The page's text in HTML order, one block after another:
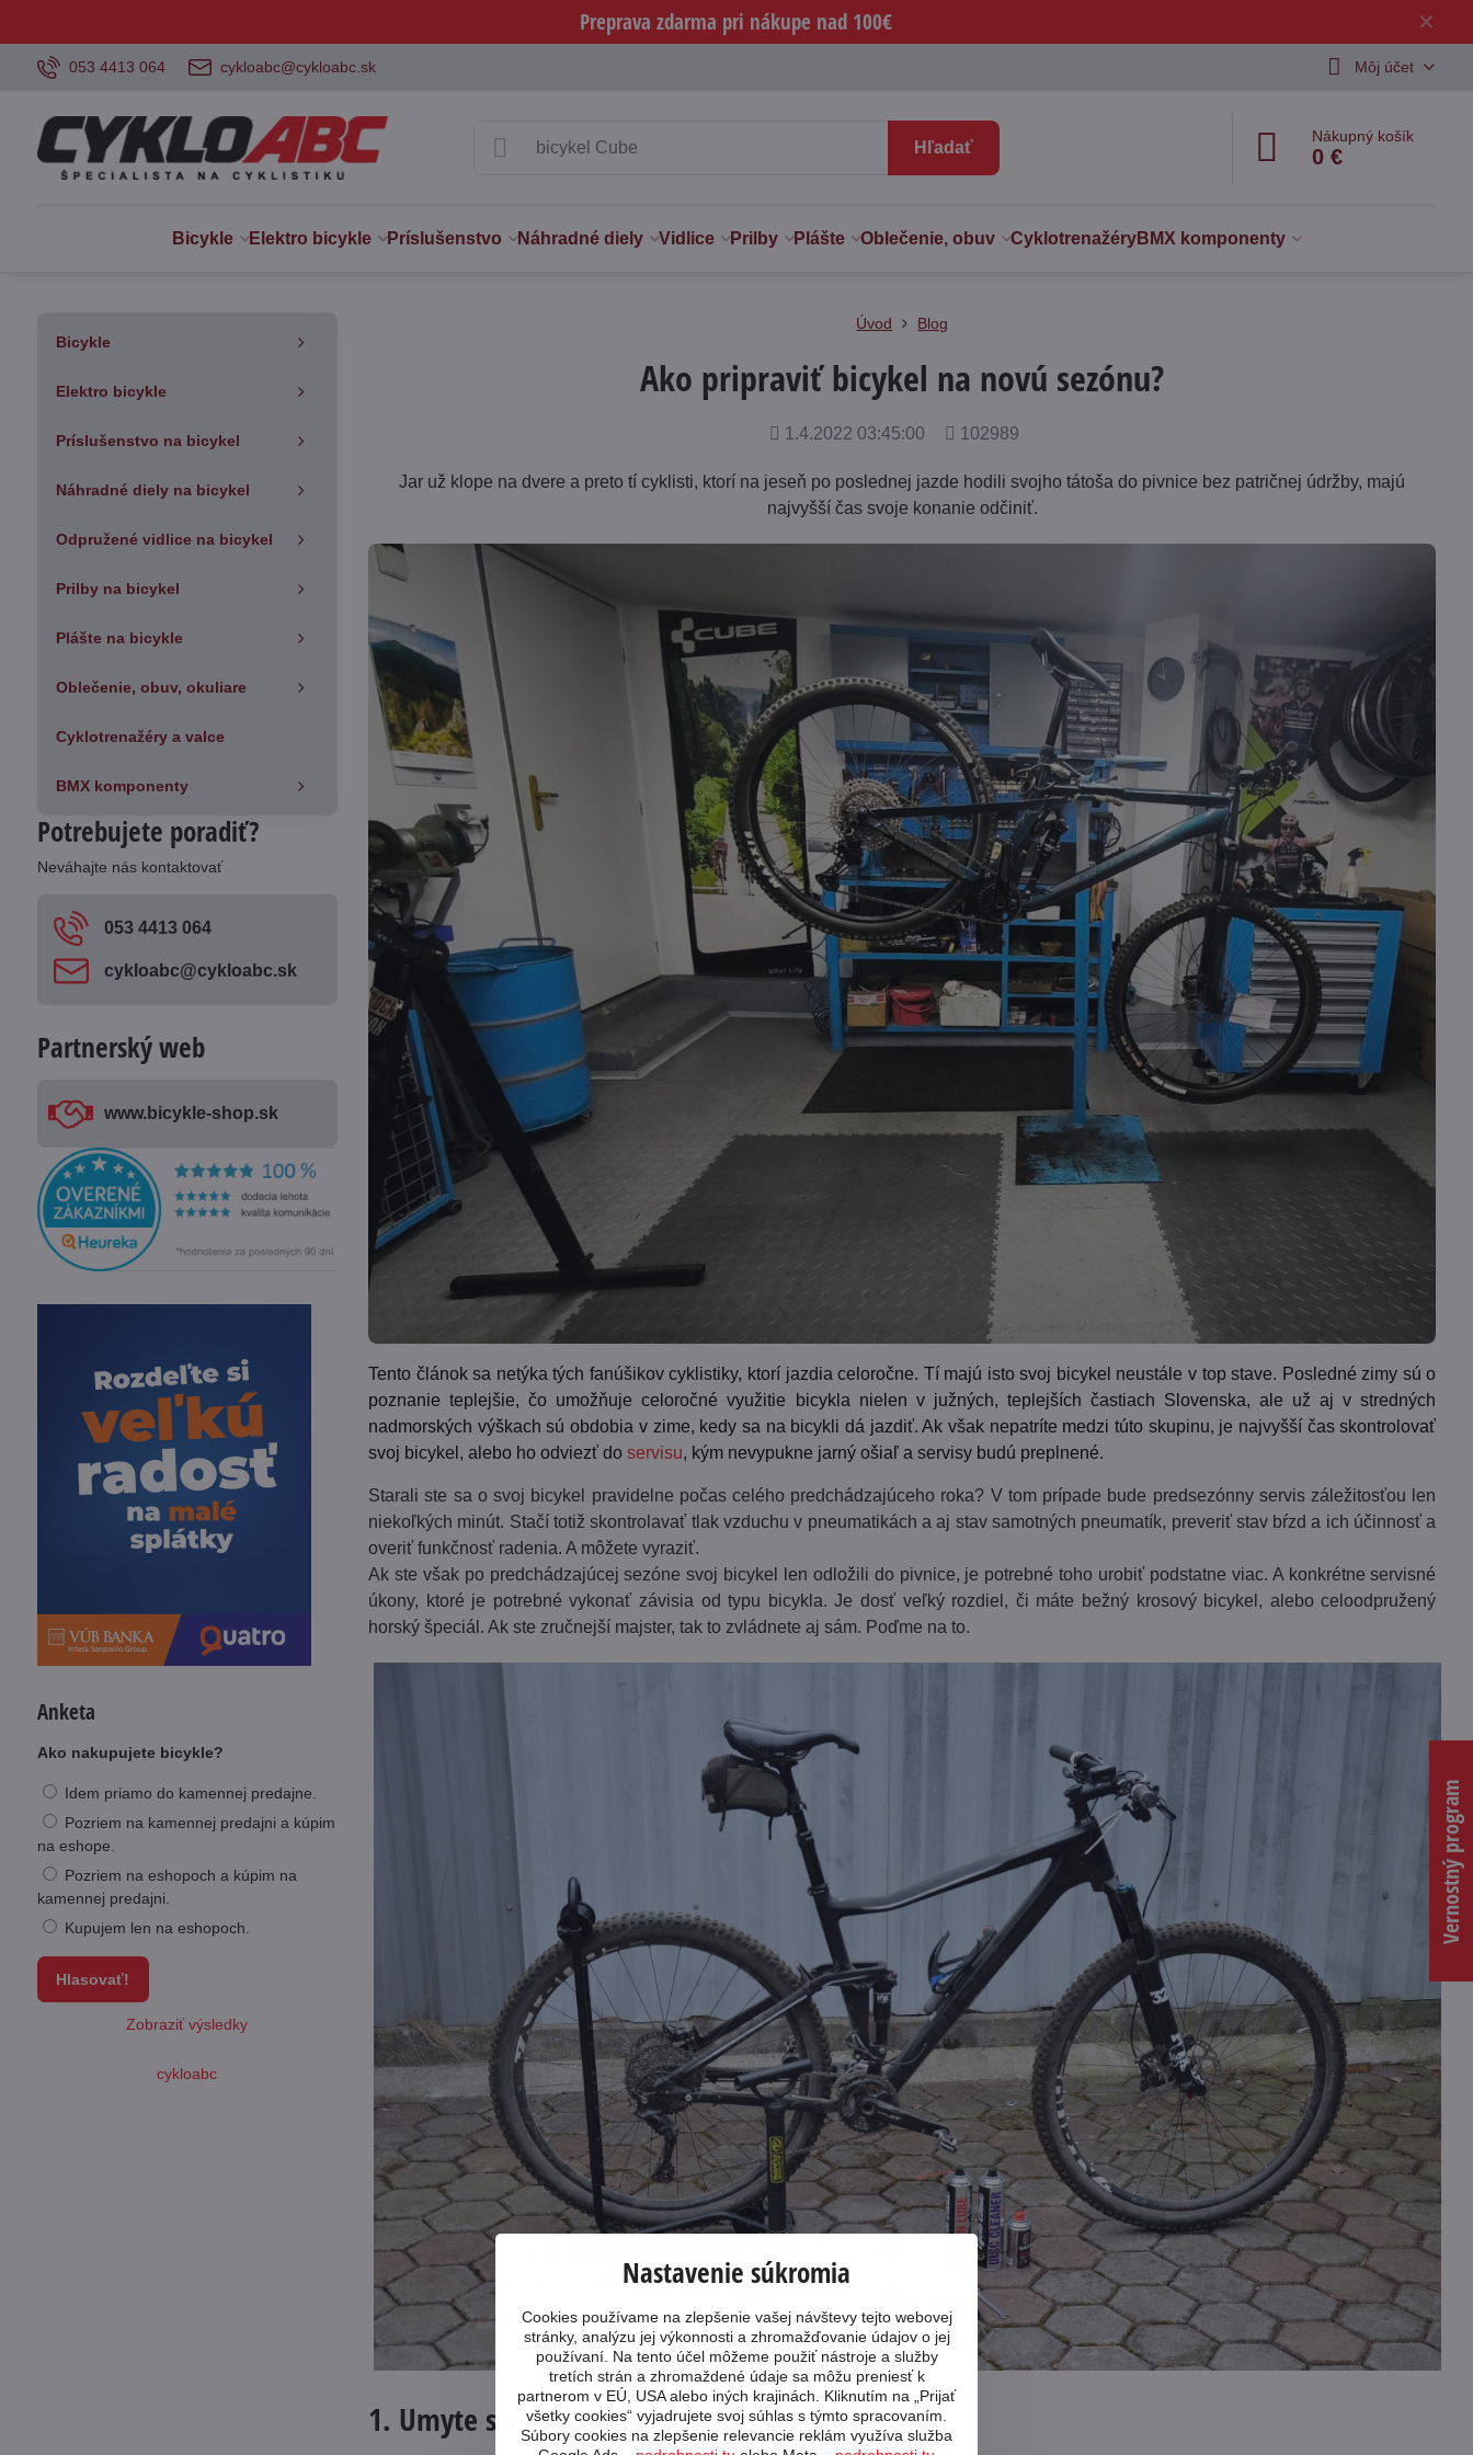
✕
Preprava zdarma pri nákupe nad 100€
053 4413 064 cykloabc@cykloabc.sk Môj účet
Hľadať
Nákupný košík
0 €
Bicykle Elektro bicykle Príslušenstvo Náhradné diely Vidlice Prilby Plášte Oblečenie, obuv CyklotrenažéryBMX komponenty
Úvod Blog
Ako pripraviť bicykel na novú sezónu?
Pridané
1.4.2022 03:45:00
Počet
102989
Jar už klope na dvere a preto tí cyklisti, ktorí na jeseň po poslednej jazde hodili svojho tátoša do pivnice bez patričnej údržby, majú
najvyšší čas svoje konanie odčiniť.
Tento článok sa netýka tých fanúšikov cyklistiky, ktorí jazdia celoročne. Tí majú isto svoj bicykel neustále v top stave. Posledné zimy sú o
poznanie teplejšie, čo umožňuje celoročné využitie bicykla nielen v južných, teplejších častiach Slovenska, ale už aj v stredných
nadmorských výškach sú obdobia v zime, kedy sa na bicykli dá jazdiť. Ak však nepatríte medzi túto skupinu, je najvyšší čas skontrolovať
svoj bicykel, alebo ho odviezť doservisu, kým nevypukne jarný ošiaľ a servisy budú preplnené.
Starali ste sa o svoj bicykel pravidelne počas celého predchádzajúceho roka? V tom prípade bude predsezónny servis záležitosťou len
niekoľkých minút. Stačí totiž skontrolavať tlak vzduchu v pneumatikách a aj stav samotných pneumatík, preveriť stav bŕzd a ich účinnosť a
overiť funkčnosť radenia. A môžete vyraziť.
Ak ste však po predchádzajúcej sezóne svoj bicykel len odložili do pivnice, je potrebné toho urobiť podstatne viac. A konkrétne servisné
úkony, ktoré je potrebné vykonať závisia od typu bicykla. Je dosť veľký rozdiel, či máte bežný krosový bicykel, alebo celoodpružený
horský špeciál. Ak ste zručnejší majster, tak to zvládnete aj sám. Poďme na to.
1. Umyte svoj bicykel
Bicykle
Elektro bicykle
Príslušenstvo na bicykel
Náhradné diely na bicykel
Odpružené vidlice na bicykel
Prilby na bicykel
Plášte na bicykle
Oblečenie, obuv, okuliare
Cyklotrenažéry a valce
BMX komponenty
Potrebujete poradiť?
Neváhajte nás kontaktovať
053 4413 064
cykloabc​@cykloabc​.sk
Partnerský web
www​.bicykle-shop​.sk
Anketa
Ako nakupujete bicykle?
Idem priamo do kamennej predajne.
Pozriem na kamennej predajni a kúpim
na eshope.
Pozriem na eshopoch a kúpim na
kamennej predajni.
Kupujem len na eshopoch.
Hlasovať!
Zobraziť výsledky
cykloabc
Vernostný program
Nastavenie súkromia
Cookies používame na zlepšenie vašej návštevy tejto webovej
stránky, analýzu jej výkonnosti a zhromažďovanie údajov o jej
používaní. Na tento účel môžeme použiť nástroje a služby
tretích strán a zhromaždené údaje sa môžu preniesť k
partnerom v EÚ, USA alebo iných krajinách. Kliknutím na „Prijať
všetky cookies“ vyjadrujete svoj súhlas s týmto spracovaním.
Súbory cookies na zlepšenie relevancie reklám využíva služba